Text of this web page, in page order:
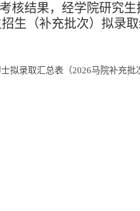
核结果，经学院研究生
生（补充批次）拟录取
拟录取汇总表（2026马院补充批